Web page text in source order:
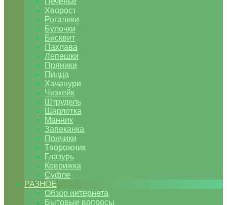
Хворост
Рогалики
Булочки
Бисквит
Пахлава
Лепешки
Пряники
Пицца
Хачапури
Чизкейк
Штрудель
Шарлотка
Манник
Запеканка
Пончики
Творожник
Глазурь
Коврижка
Суфле
РАЗНОЕ
Обзор интернета
Бытовые вопросы